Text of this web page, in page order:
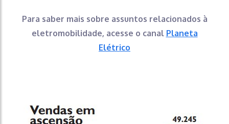
Para saber mais sobre assuntos relacionados à
eletromobilidade, acesse o canal Planeta
Elétrico